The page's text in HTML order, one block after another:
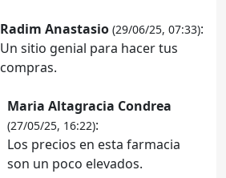
Radim Anastasio (29/06/25, 07:33):
Un sitio genial para hacer tus
compras.
Maria Altagracia Condrea
(27/05/25, 16:22):
Los precios en esta farmacia
son un poco elevados.